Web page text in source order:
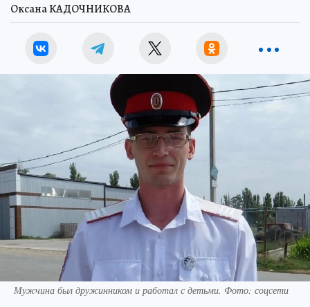
Оксана КАДОЧНИКОВА
Мужчина был дружинником и работал с детьми. Фото: соцсети